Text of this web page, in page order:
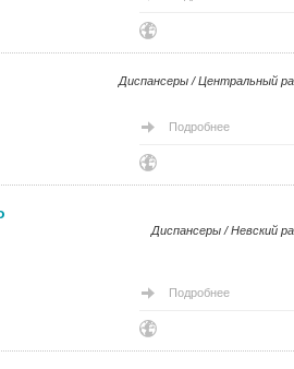
Диспансеры / Центральный
Подробнее
Диспансеры / Невский
Подробнее